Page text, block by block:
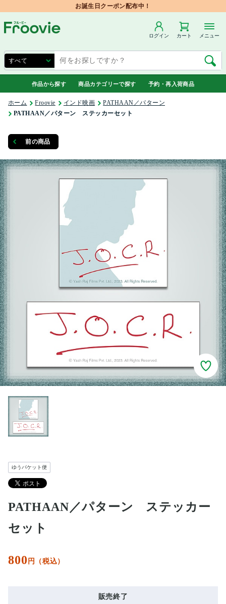
お誕生日クーポン配布中！
ログイン カート メニュー
作品から探す 商品カテゴリーで探す 予約・再入荷商品
ホーム Froovie インド映画
PATHAAN／パターン
PATHAAN／パターン ステッカーセット
前の商品
ゆうパケット便
PATHAAN／パターン ステッカー
セット
800 円（税込）
販売終了